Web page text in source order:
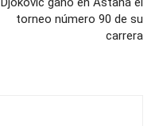
torneo número 90 de su
carrera